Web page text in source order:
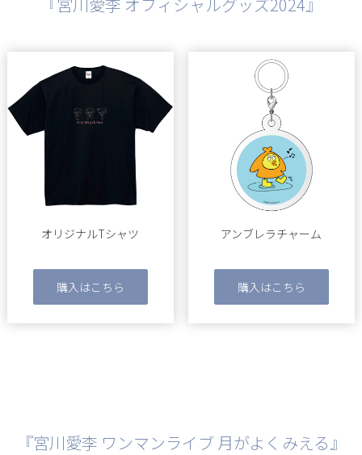
オリジナルTシャツ
購入はこちら
アンブレラチャーム
購入はこちら
『宮川愛李 ワンマンライブ 月がよくみえる』